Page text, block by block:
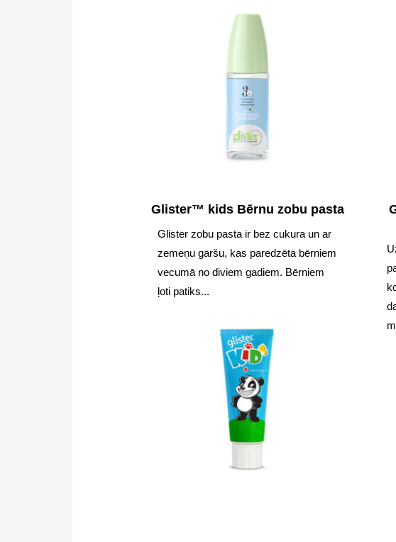
Glister™ kids Bērnu zobu pasta
Glister zobu pasta ir bez cukura un ar
zemeņu garšu, kas paredzēta bērniem
vecumā no diviem gadiem. Bērniem
ļoti patiks...